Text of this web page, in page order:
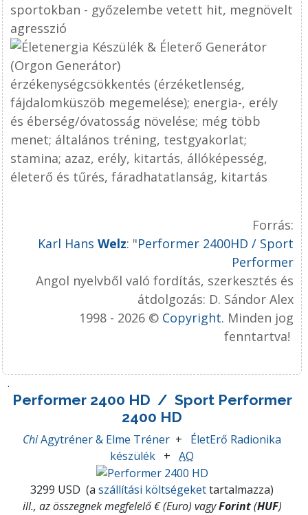
sportokban - győzelembe vetett hit, megnövelt
agresszió
érzékenységcsökkentés (érzéketlenség,
fájdalomküszöb megemelése); energia-, erély
és éberség/óvatosság növelése; még több
menet; általános tréning, testgyakorlat;
stamina; azaz, erély, kitartás, állóképesség,
életerő és tűrés, fáradhatatlanság, kitartás
Forrás:
Karl Hans Welz: "Performer 2400HD / Sport
Performer
Angol nyelvből való fordítás, szerkesztés és
átdolgozás: D. Sándor Alex
1998 - 2026 © Copyright. Minden jog
fenntartva!
.
Performer 2400 HD / Sport Performer
2400 HD
ChiAgytréner & Elme Tréner + ÉletErő Radionika
készülék + AO
3299 USD (a szállítási költségekettartalmazza)
ill., az összegnek megfelelő € (Euro) vagyForint(HUF)